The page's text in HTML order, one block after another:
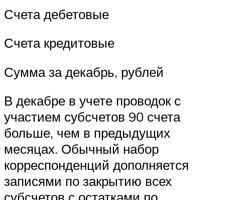
Счета дебетовые
Счета кредитовые
Сумма за декабрь, рублей
В декабре в учете проводок с
участием субсчетов 90 счета
больше, чем в предыдущих
месяцах. Обычный набор
корреспонденций дополняется
записями по закрытию всех